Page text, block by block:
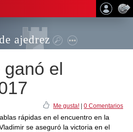
ajedrez
el
Me gusta! 0 Comentarios
rápidas en el encuentro en la
se aseguró la victoria en el